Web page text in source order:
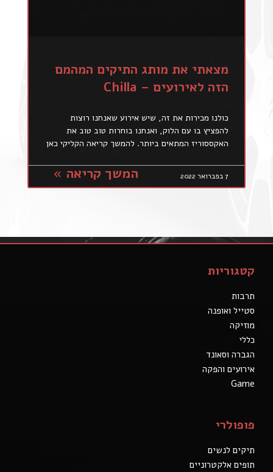
מצאתי את מותג התיקים המהמם
הזה לאירועים – Chilla
כולנו מכירות את זה, שיש אירוע שאנחנו רוצות
להפציץ בו עם הלוק, ואנחנו בוחרות טוב טוב את
האקססוריז המתאים ביותר. להמשך קריאה הקליקי כאן
המשך קריאה » 7 בפברואר 2022
קטגוריות
תרבות
סטייל ואופנה
מוזיקה
כללי
הגברה וסאונד
אירועים והפקה
Game
פופולרי
תיקים לנשים
תופים אלקטרוניים